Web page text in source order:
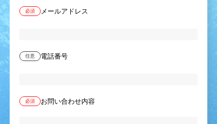
必須 メールアドレス
任意 電話番号
必須 お問い合わせ内容